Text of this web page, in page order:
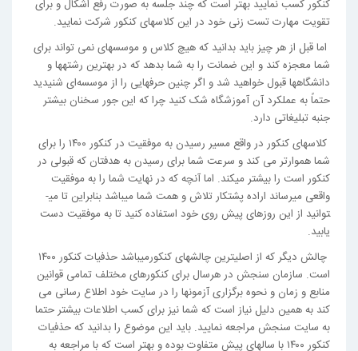
کنکور کسب نمایید بهتر است که چند جلسه به صورت رفع اشکال و برای
تقویت مهارت تست زنی خود در این کلاس­های کنکور شرکت نمایید.
اما قبل از هر چیز باید بدانید که هیچ کلاس و موسسه­ای نمی تواند برای
شما معجزه کند و این ضمانت را به شما بدهد که در بهترین رشته­ها و
دانشگاه­ها قبول خواهید شد و اگر چنین حرفهایی را از موسسه‌ای شنیدید
حتماً به عملکرد آن آموزشگاه شک کنید چرا که این جور سخنان بیشتر
جنبه تبلیغاتی دارد.
کلاس­های کنکور در واقع مسیر رسیدن به موفقیت در کنکور ۱۴۰۰ را برای
شما هموارتر می کند و سرعت شما برای رسیدن به هدفتان که قبولی در
کنکور است را بیشتر می­کند. اما آنچه که در نهایت شما را به موفقیت
واقعی می­رساند اراده پشتکار تلاش و همت شما می­باشد بنابراین تا می­
توانید از این روزهای پیش روی خود استفاده کنید تا به موفقیت دست
یابید.
چالش دیگر که از اصلی­ترین چالش­های کنکورمی­باشد حذفیات کنکور ۱۴۰۰
است. سازمان سنجش در هرسال برای کنکورهای مختلف تمامی قوانین
منابع و زمان و نحوه برگزاری آزمون­ها را در سایت خود اطلاع رسانی می
کند به همین دلیل نیاز است که شما نیز برای کسب اطلاعات بیشتر حتما
به سایت سنجش مراجعه نمایید. باید این موضوع را بدانید که حذفیات
کنکور ۱۴۰۰ با سالهای پیش متفاوت بوده و بهتر است که با مراجعه به